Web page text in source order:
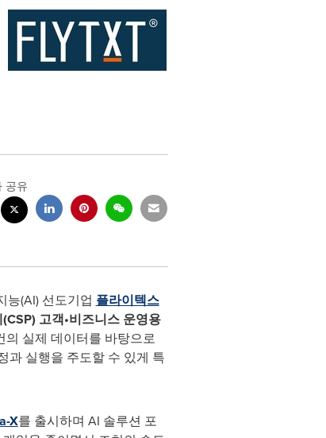
공유
능(AI) 선도기업 플라이텍스
고객•비즈니스 운영용
실제 데이터를 바탕으로
과 실행을 주도할 수 있게 특
X를 출시하며 AI 솔루션 포